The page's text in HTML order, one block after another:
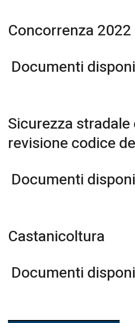
Concorrenza 2022
Documenti
Sicurezza stradale
revisione codice
Documenti
Castanicoltura
Documenti